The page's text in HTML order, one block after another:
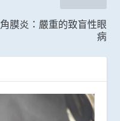
角膜炎：嚴重的致盲性眼
病